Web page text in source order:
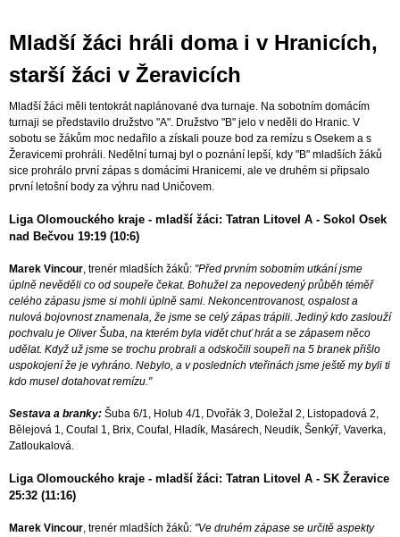
Mladší žáci hráli doma i v Hranicích,
starší žáci v Žeravicích
Mladší žáci měli tentokrát naplánované dva turnaje. Na sobotním domácím
turnaji se představilo družstvo "A". Družstvo "B" jelo v neděli do Hranic. V
sobotu se žákům moc nedařilo a získali pouze bod za remízu s Osekem a s
Žeravicemi prohráli. Nedělní turnaj byl o poznání lepší, kdy "B" mladších žáků
sice prohrálo první zápas s domácími Hranicemi, ale ve druhém si připsalo
první letošní body za výhru nad Uničovem.
Liga Olomouckého kraje - mladší žáci: Tatran Litovel A - Sokol Osek
nad Bečvou 19:19 (10:6)
Marek Vincour, trenér mladších žáků: "Před prvním sobotním utkání jsme
úplně nevěděli co od soupeře čekat. Bohužel za nepovedený průběh téměř
celého zápasu jsme si mohli úplně sami. Nekoncentrovanost, ospalost a
nulová bojovnost znamenala, že jsme se celý zápas trápili. Jediný kdo zaslouží
pochvalu je Oliver Šuba, na kterém byla vidět chuť hrát a se zápasem něco
udělat. Když už jsme se trochu probrali a odskočili soupeři na 5 branek přišlo
uspokojení že je vyhráno. Nebylo, a v posledních vteřinách jsme ještě my byli ti
kdo musel dotahovat remízu."
Sestava a branky: Šuba 6/1, Holub 4/1, Dvořák 3, Doležal 2, Listopadová 2,
Bělejová 1, Coufal 1, Brix, Coufal, Hladík, Masárech, Neudik, Šenkýř, Vaverka,
Zatloukalová.
Liga Olomouckého kraje - mladší žáci: Tatran Litovel A - SK Žeravice
25:32 (11:16)
Marek Vincour, trenér mladších žáků: "Ve druhém zápase se určitě aspekty